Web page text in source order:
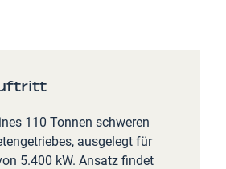
110 Tonnen schweren
ausgelegt für
5.400 kW. Ansatz findet